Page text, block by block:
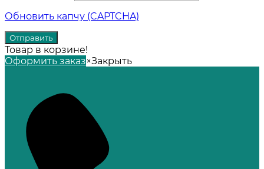
Обновить капчу (CAPTCHA)
Товар в корзине!
Оформить заказ×Закрыть